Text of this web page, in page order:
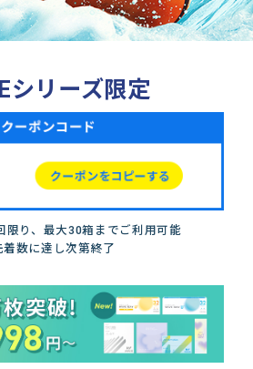
シリーズ限定
限り、最大30箱までご利用可能
数に達し次第終了